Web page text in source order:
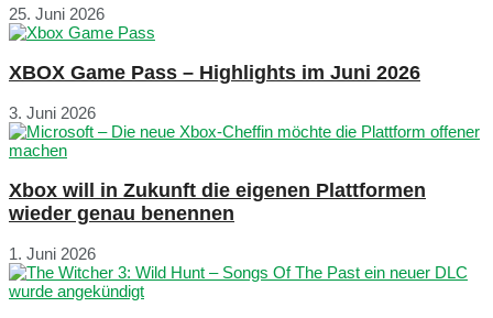
25. Juni 2026
XBOX Game Pass – Highlights im Juni 2026
3. Juni 2026
Xbox will in Zukunft die eigenen Plattformen
wieder genau benennen
1. Juni 2026